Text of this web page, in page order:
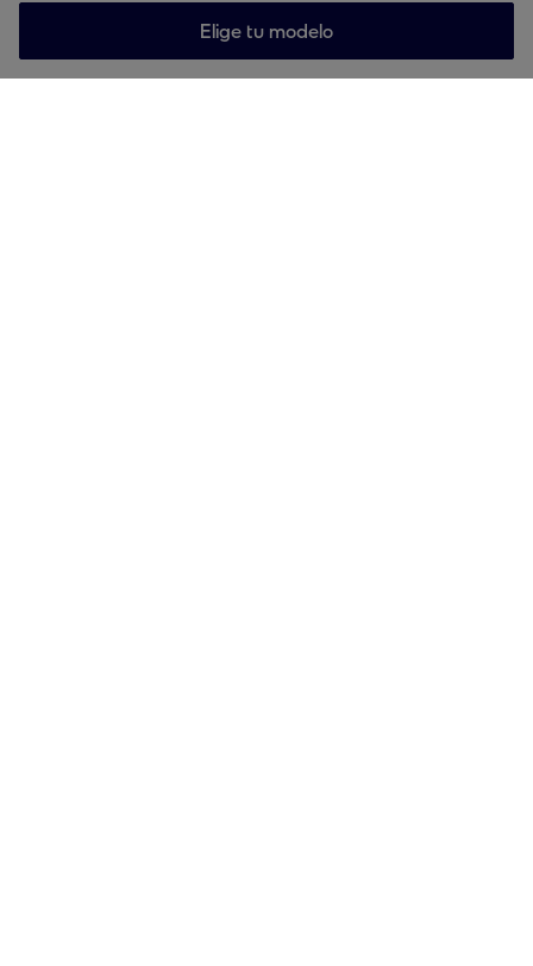
Elige tu modelo
Contacta con nosotros